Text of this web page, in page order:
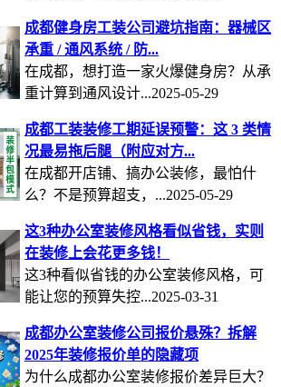
成都健身房工装公司避坑指南：器械区
承重 / 通风系统 / 防...
在成都，想打造一家火爆健身房？从承
重计算到通风设计...2025-05-29
成都工装装修工期延误预警：这 3 类情
况最易拖后腿（附应对方...
在成都开店铺、搞办公装修，最怕什
么？不是预算超支，...2025-05-29
这3种办公室装修风格看似省钱，实则
在装修上会花更多钱！
这3种看似省钱的办公室装修风格，可
能让您的预算失控...2025-03-31
成都办公室装修公司报价悬殊？拆解
2025年装修报价单的隐藏项
为什么成都办公室装修报价差异巨大？